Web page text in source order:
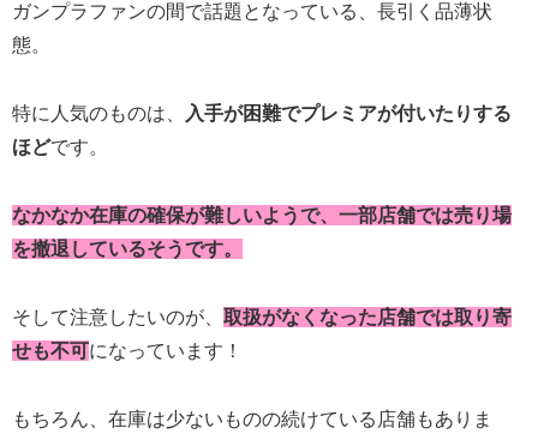
ガンプラファンの間で話題となっている、長引く品薄状
態。
特に人気のものは、
入手が困難でプレミアが付いたりする
ほどです。
なかなか在庫の確保が難しいようで、一部店舗では売り場
を撤退しているそうです。
そして注意したいのが、 取扱がなくなった店舗では取り寄
せも不可になっています！
もちろん、在庫は少ないものの続けている店舗もありま